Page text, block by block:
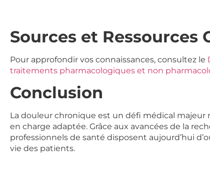
Sources et Ressources
Pour approfondir vos connaissances, consultez le
traitements pharmacologiques et non
Conclusion
La douleur chronique est un défi médical
en charge adaptée. Grâce aux avancées de la
professionnels de santé disposent aujourd’hui
vie des patients.